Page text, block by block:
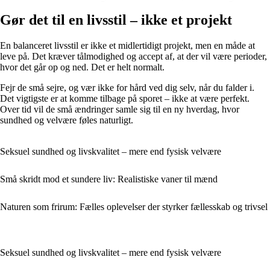
Gør det til en livsstil – ikke et projekt
En balanceret livsstil er ikke et midlertidigt projekt, men en måde at
leve på. Det kræver tålmodighed og accept af, at der vil være perioder,
hvor det går op og ned. Det er helt normalt.
Fejr de små sejre, og vær ikke for hård ved dig selv, når du falder i.
Det vigtigste er at komme tilbage på sporet – ikke at være perfekt.
Over tid vil de små ændringer samle sig til en ny hverdag, hvor
sundhed og velvære føles naturligt.
Seksuel sundhed og livskvalitet – mere end fysisk velvære
Små skridt mod et sundere liv: Realistiske vaner til mænd
Naturen som frirum: Fælles oplevelser der styrker fællesskab og trivsel
Seksuel sundhed og livskvalitet – mere end fysisk velvære